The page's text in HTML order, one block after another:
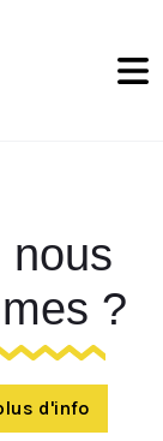
nous
?
d'info